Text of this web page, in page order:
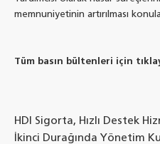
memnuniyetinin artırılması
Tüm basın bültenleri için
HDI Sigorta, Hızlı Destek
İkinci Durağında Yönetim